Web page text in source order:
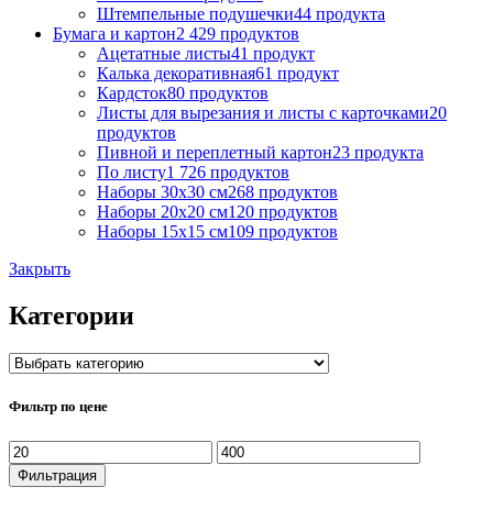
Штемпельные подушечки44 продукта
Бумага и картон2 429 продуктов
Ацетатные листы41 продукт
Калька декоративная61 продукт
Кардсток80 продуктов
Листы для вырезания и листы с карточками20
продуктов
Пивной и переплетный картон23 продукта
По листу1 726 продуктов
Наборы 30х30 см268 продуктов
Наборы 20х20 см120 продуктов
Наборы 15х15 см109 продуктов
Закрыть
Категории
Фильтр по цене
Минимальная
цена
Максимальная
цена
Фильтрация